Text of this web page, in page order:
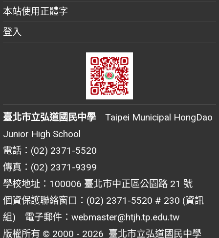
本站使用正體字
登入
臺北市立弘道國民中學 Taipei Municipal HongDao
Junior High School
電話：(02) 2371-5520
傳真：(02) 2371-9399
學校地址：100006 臺北市中正區公園路 21 號
個資保護聯絡窗口：(02) 2371-5520 # 230 (資訊
組) 電子郵件：webmaster@htjh.tp.edu.tw
版權所有 © 2000 - 2026 臺北市立弘道國民中學